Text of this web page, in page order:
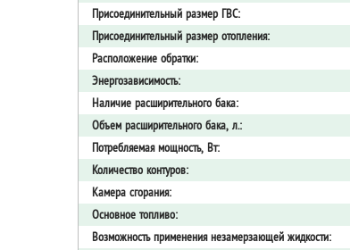
Присоединительный размер ГВС:
Присоединительный размер отопления:
Расположение обратки:
Энергозависимость:
Наличие расширительного бака:
Объем расширительного бака, л.:
Потребляемая мощность, Вт:
Количество контуров:
Камера сгорания:
Основное топливо:
Возможность применения незамерзающей жидкости: